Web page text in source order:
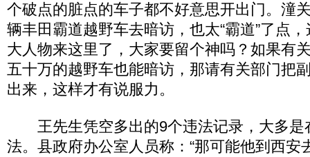
个破点的脏点的车子都不好意思开出门。潼
辆丰田霸道越野车去暗访，也太“霸道”了点
大人物来这里了，大家要留个神吗？如果有
五十万的越野车也能暗访，那请有关部门把
出来，这样才有说服力。
王先生凭空多出的9个违法记录，大多是
法。县政府办公室人员称：“那可能他到西安